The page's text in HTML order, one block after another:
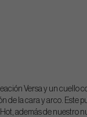
Versa y un cuello
de la cara y arco. Este
además de nuestro